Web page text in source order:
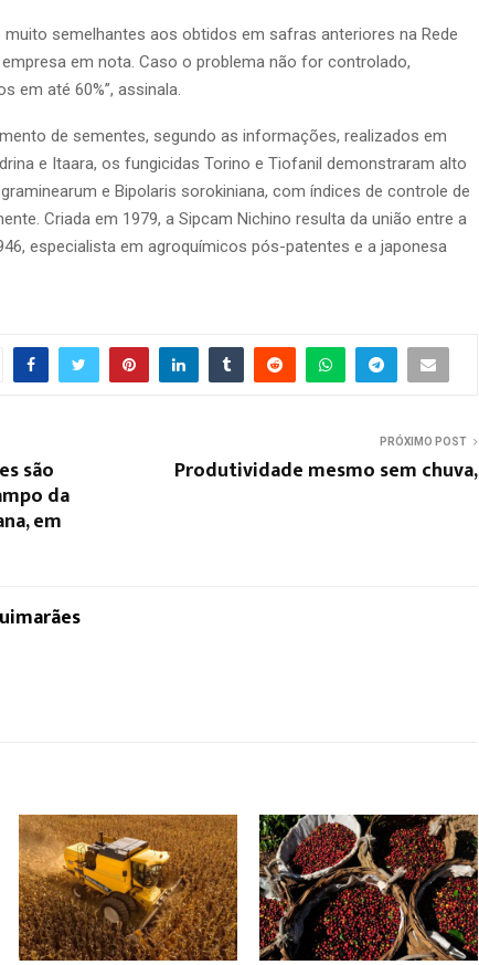
semelhantes aos obtidos em safras anteriores na Rede
em nota. Caso o problema não for controlado,
em até 60%”, assinala.
de sementes, segundo as informações, realizados em
e Itaara, os fungicidas Torino e Tiofanil demonstraram alto
e Bipolaris sorokiniana, com índices de controle de
Criada em 1979, a Sipcam Nichino resulta da união entre a
especialista em agroquímicos pós-patentes e a japonesa
são
da
em
PRÓXIMO POST
Produtividade mesmo sem chuva,